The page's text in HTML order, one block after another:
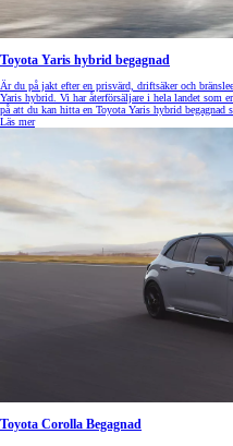
Toyota Yaris hybrid begagnad
Är du på jakt efter en prisvärd, driftsäker och
Yaris hybrid. Vi har återförsäljare i hela landet som
på att du kan hitta en Toyota Yaris hybrid begagnad
Läs mer
Toyota Corolla Begagnad